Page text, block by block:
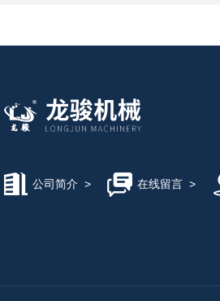
公司简介 > 在线留言>